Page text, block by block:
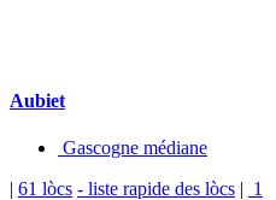
Aubiet
Gascogne médiane
| 61 lòcs - liste rapide des lòcs | 1